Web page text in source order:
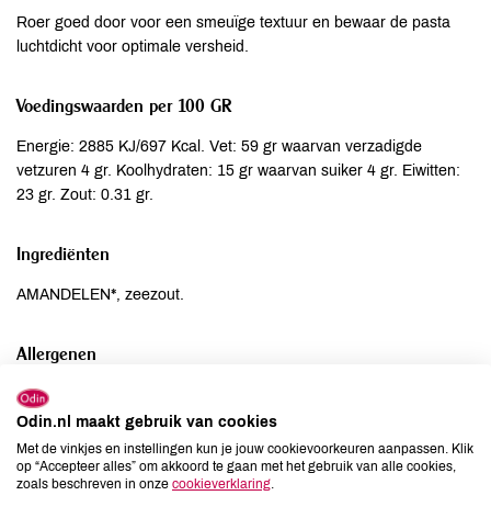
Roer goed door voor een smeuïge textuur en bewaar de pasta
luchtdicht voor optimale versheid.
Voedingswaarden per 100 GR
Energie: 2885 KJ/697 Kcal. Vet: 59 gr waarvan verzadigde
vetzuren 4 gr. Koolhydraten: 15 gr waarvan suiker 4 gr. Eiwitten:
23 gr. Zout: 0.31 gr.
Ingrediënten
AMANDELEN*, zeezout.
Allergenen
Aardnoten
Ei
niet aanwezig
Gluten
niet aanwezig
Lactose
niet aanwezig
Odin.nl maakt gebruik van cookies
Met de vinkjes en instellingen kun je jouw cookievoorkeuren aanpassen. Klik
op “Accepteer alles” om akkoord te gaan met het gebruik van alle cookies,
zoals beschreven in onze cookieverklaring